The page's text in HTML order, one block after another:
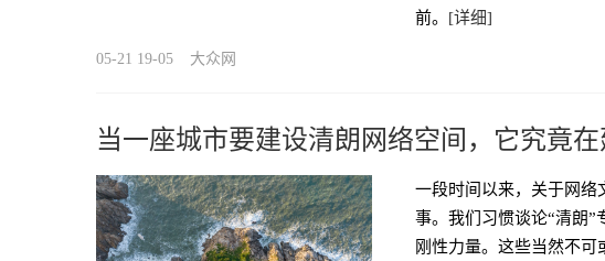
前。 [详细]
05-21 19-05 大众网
当一座城市要建设清朗网络空间，它究竟在
一段时间以来，关于网络
事。我们习惯谈论“清朗”
刚性力量。这些当然不可